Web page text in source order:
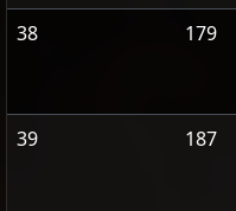
38 179
39 187